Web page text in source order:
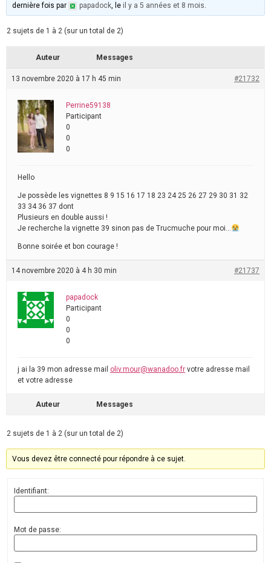
dernière fois par
papadock, le il y a 5 années et 8 mois.
2 sujets de 1 à 2 (sur un total de 2)
Auteur Messages
13 novembre 2020 à 17 h 45 min #21732
Perrine59138
Participant
0
0
0
Hello
Je possède les vignettes 8 9 15 16 17 18 23 24 25 26 27 29 30 31 32
33 34 36 37 dont
Plusieurs en double aussi !
Je recherche la vignette 39 sinon pas de Trucmuche pour moi…
Bonne soirée et bon courage !
14 novembre 2020 à 4 h 30 min #21737
papadock
Participant
0
0
0
j ai la 39 mon adresse mail oliv.mour@wanadoo.fr votre adresse mail
et votre adresse
Auteur Messages
2 sujets de 1 à 2 (sur un total de 2)
Vous devez être connecté pour répondre à ce sujet.
Identifiant:
Mot de passe: